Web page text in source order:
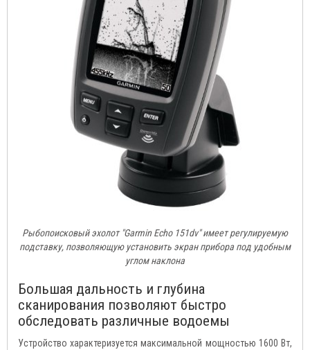
Рыбопоисковый эхолот "Garmin Echo 151dv" имеет регулируемую
подставку, позволяющую установить экран прибора под удобным
углом наклона
Большая дальность и глубина
сканирования позволяют быстро
обследовать различные водоемы
Устройство характеризуется максимальной мощностью 1600 Вт,